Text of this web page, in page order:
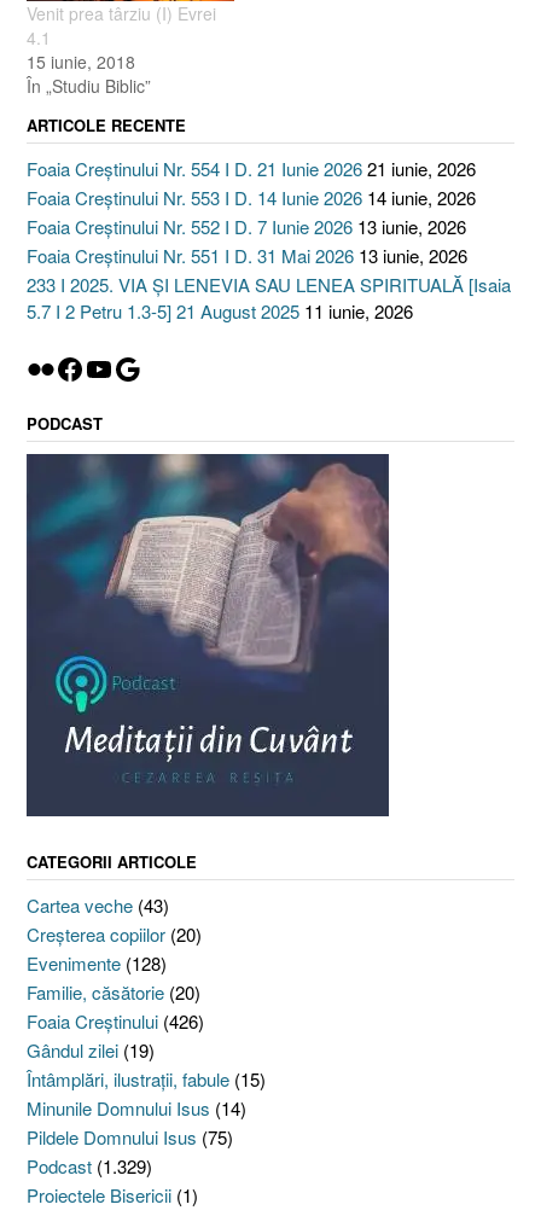
Venit prea târziu (I) Evrei
4.1
15 iunie, 2018
În „Studiu Biblic”
ARTICOLE RECENTE
Foaia Creștinului Nr. 554 I D. 21 Iunie 202621 iunie, 2026
Foaia Creștinului Nr. 553 I D. 14 Iunie 2026 14 iunie, 2026
Foaia Creștinului Nr. 552 I D. 7 Iunie 2026 13 iunie, 2026
Foaia Creștinului Nr. 551 I D. 31 Mai 2026 13 iunie, 2026
233 I 2025. VIA ȘI LENEVIA SAU LENEA SPIRITUALĂ [Isaia
5.7 I 2 Petru 1.3-5] 21 August 2025 11 iunie, 2026
Flickr
Facebook
YouTube
Google
PODCAST
CATEGORII ARTICOLE
Cartea veche (43)
Creşterea copiilor (20)
Evenimente (128)
Familie, căsătorie (20)
Foaia Creştinului (426)
Gândul zilei (19)
Întâmplări, ilustraţii, fabule (15)
Minunile Domnului Isus (14)
Pildele Domnului Isus (75)
Podcast (1.329)
Proiectele Bisericii (1)